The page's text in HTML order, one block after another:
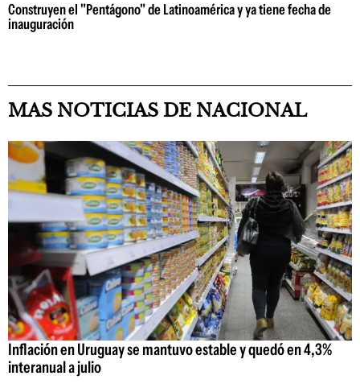
Construyen el "Pentágono" de Latinoamérica y ya tiene fecha de
inauguración
MAS NOTICIAS DE NACIONAL
Inflación en Uruguay se mantuvo estable y quedó en 4,3%
interanual a julio